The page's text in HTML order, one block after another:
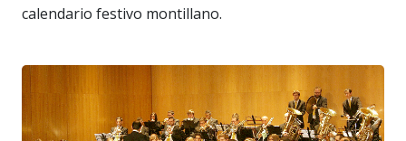
calendario festivo montillano.